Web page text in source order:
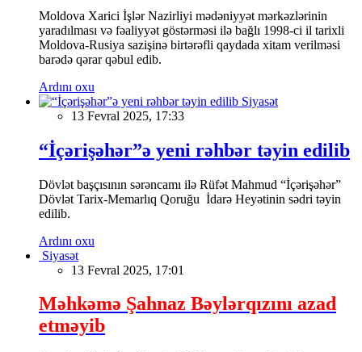
Moldova Xarici İşlər Nazirliyi mədəniyyət mərkəzlərinin
yaradılması və fəaliyyət göstərməsi ilə bağlı 1998-ci il tarixli
Moldova-Rusiya sazişinə birtərəfli qaydada xitam verilməsi
barədə qərar qəbul edib.
Ardını oxu
Siyasət
13 Fevral 2025, 17:33
“İçərişəhər”ə yeni rəhbər təyin edilib
Dövlət başçısının sərəncamı ilə Rüfət Mahmud “İçərişəhər”
Dövlət Tarix-Memarlıq Qoruğu İdarə Heyətinin sədri təyin
edilib.
Ardını oxu
Siyasət
13 Fevral 2025, 17:01
Məhkəmə Şahnaz Bəylərqızını azad
etməyib